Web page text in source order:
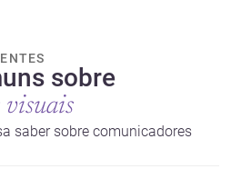
sobre
visuais
saber sobre comunicadores